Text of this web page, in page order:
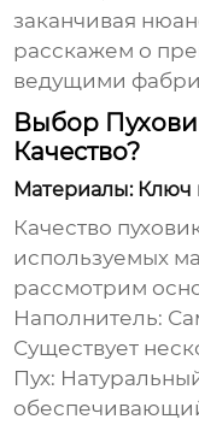
заканчивая
расскажем о
ведущими
Выбор
Качество?
Материалы: Ключ
Качество
используемых
рассмотрим
Наполнитель:
Существует
Пух: